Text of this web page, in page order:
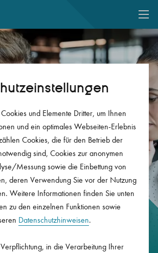
auf Ihre
Standmitteilung.
Grafiken und einer Muster-
finden Sie hier wichtige
und Elemente Dritter, um Ihnen
und ein optimales Webseiten-Erlebnis
Cookies, die für den Betrieb der
sind, Cookies zur anonymen
Messung sowie die Einbettung von
deren Verwendung Sie vor der Nutzung
Weitere Informationen finden Sie unten
zu den einzelnen Funktionen sowie
Datenschutzhinweisen.
in die Verarbeitung Ihrer